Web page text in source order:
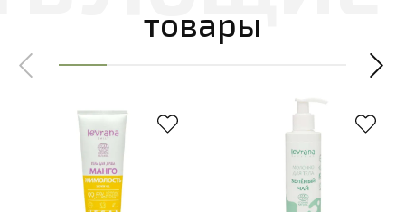
товары